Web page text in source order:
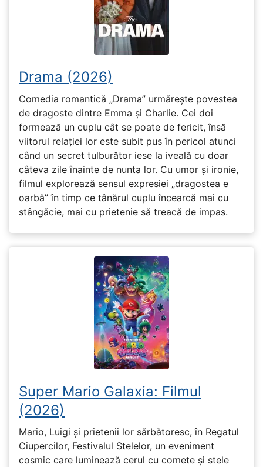
Drama (2026)
Comedia romantică „Drama” urmărește povestea
de dragoste dintre Emma și Charlie. Cei doi
formează un cuplu cât se poate de fericit, însă
viitorul relației lor este subit pus în pericol atunci
când un secret tulburător iese la iveală cu doar
câteva zile înainte de nunta lor. Cu umor și ironie,
filmul explorează sensul expresiei „dragostea e
oarbă” în timp ce tânărul cuplu încearcă mai cu
stângăcie, mai cu prietenie să treacă de impas.
Super Mario Galaxia: Filmul
(2026)
Mario, Luigi și prietenii lor sărbătoresc, în Regatul
Ciupercilor, Festivalul Stelelor, un eveniment
cosmic care luminează cerul cu comete și stele